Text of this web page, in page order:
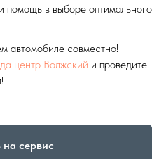
помощь в выборе оптимального
автомобиле совместно!
центр Волжский и проведите
на сервис